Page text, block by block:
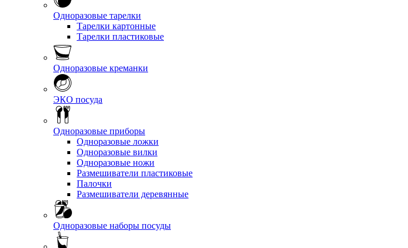
Одноразовые тарелки
Тарелки картонные
Тарелки пластиковые
Одноразовые креманки
ЭКО посуда
Одноразовые приборы
Одноразовые ложки
Одноразовые вилки
Одноразовые ножи
Размешиватели пластиковые
Палочки
Размешиватели деревянные
Одноразовые наборы посуды